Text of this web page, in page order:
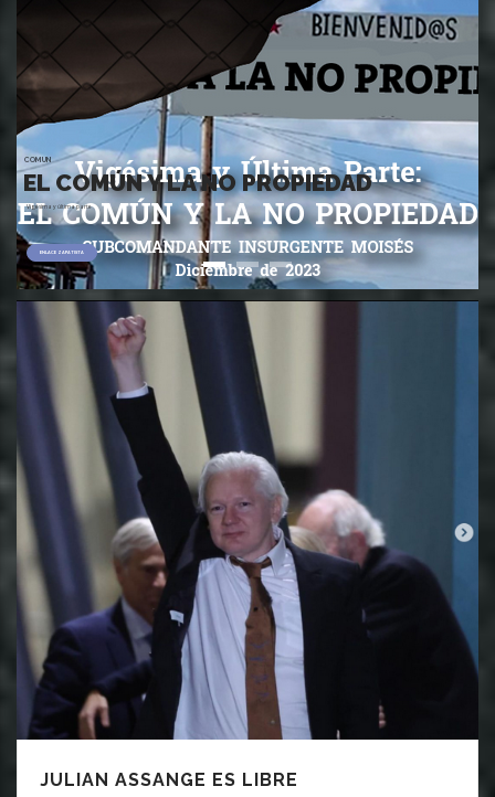
COMUN
EL COMÚN Y LA NO PROPIEDAD
Vigésima y última parte
ENLACE ZAPATISTA
JULIAN ASSANGE ES LIBRE